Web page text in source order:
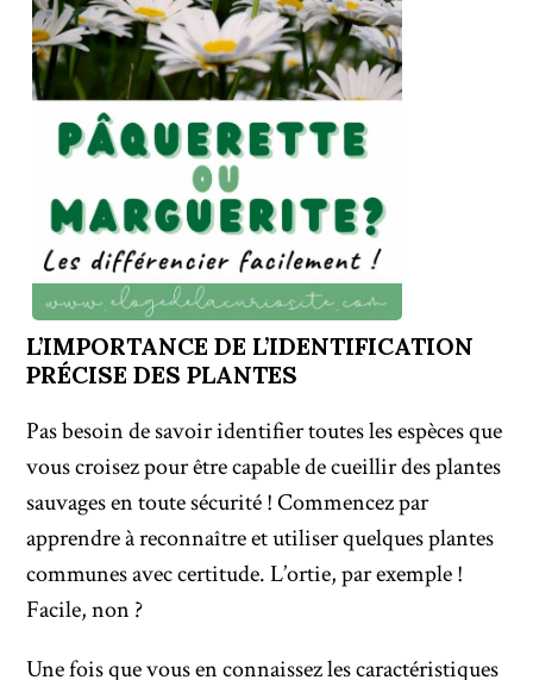
L’IMPORTANCE DE L’IDENTIFICATION
PRÉCISE DES PLANTES
Pas besoin de savoir identifier toutes les espèces que
vous croisez pour être capable de cueillir des plantes
sauvages en toute sécurité ! Commencez par
apprendre à reconnaître et utiliser quelques plantes
communes avec certitude. L’ortie, par exemple !
Facile, non ?
Une fois que vous en connaissez les caractéristiques